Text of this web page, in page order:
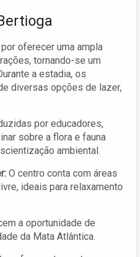
oferecer uma ampla
tornando-se um
a estadia, os
diversas opções de lazer,
por educadores,
sobre a flora e fauna
ambiental.
O centro conta com áreas
ideais para relaxamento
a oportunidade de
da Mata Atlântica.